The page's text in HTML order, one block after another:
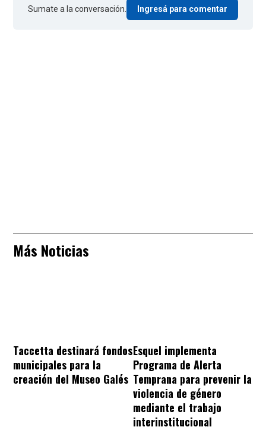
Sumate a la conversación. Ingresá para comentar
Más Noticias
Taccetta destinará fondos
municipales para la
creación del Museo Galés
Esquel implementa
Programa de Alerta
Temprana para prevenir la
violencia de género
mediante el trabajo
interinstitucional